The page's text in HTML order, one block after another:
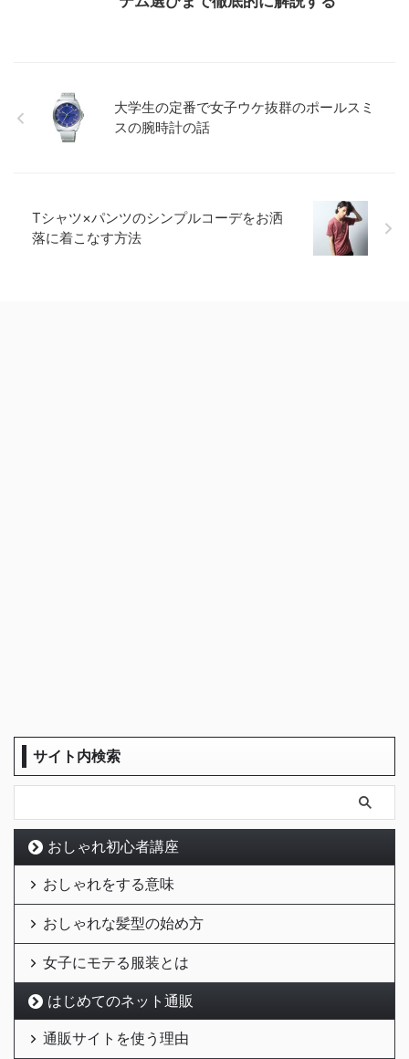
大学生の定番で女子ウケ抜群のポールスミ
スの腕時計の話
Tシャツ×パンツのシンプルコーデをお洒
落に着こなす方法
サイト内検索
おしゃれ初心者講座
おしゃれをする意味
おしゃれな髪型の始め方
女子にモテる服装とは
はじめてのネット通販
通販サイトを使う理由